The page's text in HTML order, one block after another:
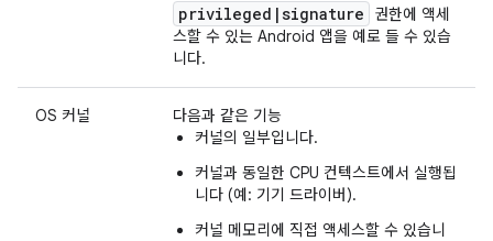
privileged |signature
권한에 액세
스할 수 있는 Android 앱을 예로 들 수 있습
니다.
OS 커널
다음과 같은 기능
커널의 일부입니다.
커널과 동일한 CPU 컨텍스트에서 실행됩
니다 (예: 기기 드라이버).
커널 메모리에 직접 액세스할 수 있습니